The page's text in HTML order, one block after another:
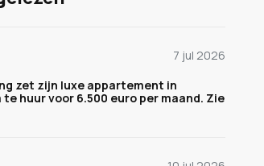
7 jul 2026
zet zijn luxe appartement in
huur voor 6.500 euro per maand. Zie